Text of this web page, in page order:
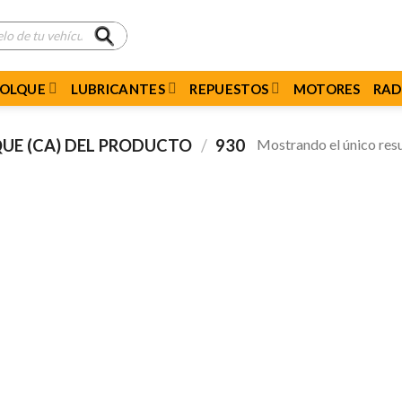
LUBRICANTES REPUESTOS MOTORES
(CA) DEL PRODUCTO / 930 Mostrando el único